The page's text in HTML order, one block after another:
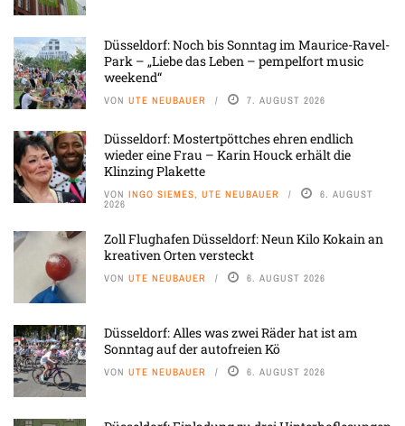
Düsseldorf: Noch bis Sonntag im Maurice-Ravel-
Park – „Liebe das Leben – pempelfort music
weekend“
VON UTE NEUBAUER 7. AUGUST 2026
Düsseldorf: Mostertpöttches ehren endlich
wieder eine Frau – Karin Houck erhält die
Klinzing Plakette
VON INGO SIEMES, UTE NEUBAUER 6. AUGUST
2026
Zoll Flughafen Düsseldorf: Neun Kilo Kokain an
kreativen Orten versteckt
VON UTE NEUBAUER 6. AUGUST 2026
Düsseldorf: Alles was zwei Räder hat ist am
Sonntag auf der autofreien Kö
VON UTE NEUBAUER 6. AUGUST 2026